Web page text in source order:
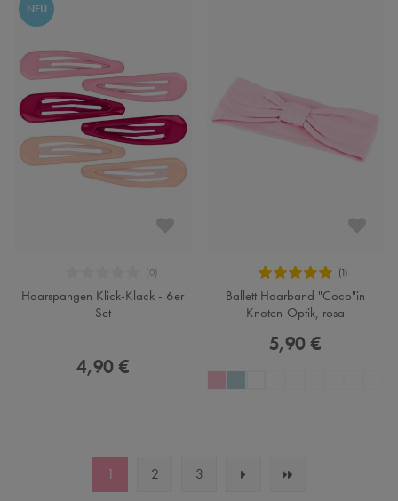
NEU
Haarspangen Klick-Klack - 6er
Set
4,90 €
Ballett Haarband "Coco"in
Knoten-Optik, rosa
5,90 €
1 2 3